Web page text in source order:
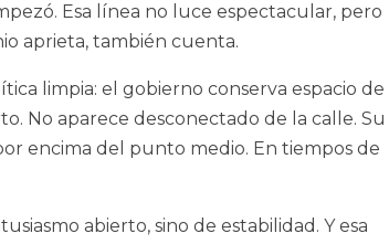
Esa línea no luce espectacular, pero
aprieta, también cuenta.
limpia: el gobierno conserva espacio de
No aparece desconectado de la calle. Su
encima del punto medio. En tiempos de
abierto, sino de estabilidad. Y esa